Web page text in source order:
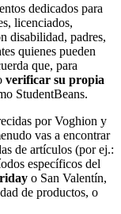
dedicados para
licenciados,
disabilidad, padres,
quienes pueden
que, para
verificar su propia
StudentBeans.
por Voghion y
vas a encontrar
de artículos (por ej.:
específicos del
o San Valentín,
de productos, o